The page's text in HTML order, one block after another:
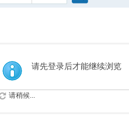
索
请先登录后才能继续浏览
请稍候...